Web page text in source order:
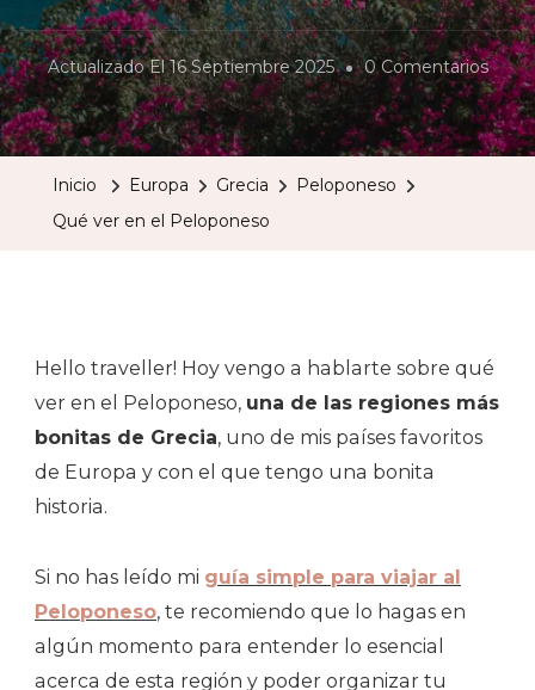
Actualizado El16 Septiembre 2025 0 ComentariosEn
Qué
Ver
Inicio Europa Grecia
Peloponeso
Qué ver en el Peloponeso
Hello traveller! Hoy vengo a hablarte sobre qué
ver en el Peloponeso, una de las regiones más
bonitas de Grecia, uno de mis países favoritos
de Europa y con el que tengo una bonita
historia.
Si no has leído mi guía simple para viajar al
Peloponeso, te recomiendo que lo hagas en
algún momento para entender lo esencial
acerca de esta región y poder organizar tu